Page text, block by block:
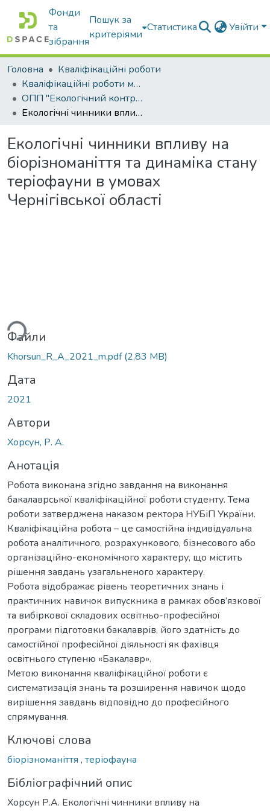
Фонди
та
зібрання
Пошук за
критеріями
Статистика Увійти
Головна
Кваліфікаційні роботи
Кваліфікаційні роботи магістрів
ОПП "Екологічний контроль та аудит"
Екологічні чинники впливу на біорізноманіття та динаміка стану теріофауни в умовах Чернігівської області
Екологічні чинники впливу на
біорізноманіття та динаміка стану
теріофауни в умовах
Чернігівської області
Файли
Khorsun_R_A_2021_m.pdf(2,83 MB)
Дата
2021
Автори
Хорсун, Р. А.
Анотація
Робота виконана згідно завдання на виконання
бакалаврської кваліфікаційної роботи студенту. Тема
роботи затверджена наказом ректора НУБіП України.
Кваліфікаційна робота – це самостійна індивідуальна
робота аналітичного, розрахункового, бізнесового або
організаційно-економічного характеру, що містить
рішення завдань узагальненого характеру.
Робота відображає рівень теоретичних знань і
практичних навичок випускника в рамках обов’язкової
та вибіркової складових освітньо-професійної
програми підготовки бакалаврів, його здатність до
самостійної професійної діяльності як фахівця
освітнього ступеню «Бакалавр».
Метою виконання кваліфікаційної роботи є
систематизація знань та розширення навичок щодо
вирішення завдань відповідно до професійного
спрямування.
Ключові слова
біорізноманіття , теріофауна
Бібліографічний опис
Хорсун Р.А. Екологічні чинники впливу на